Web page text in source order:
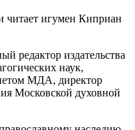
читает игумен Киприан
редактор издательства
наук,
МДА, директор
Московской духовной